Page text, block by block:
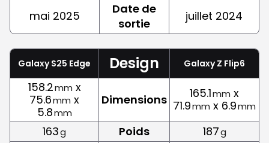
mai 2025
Date de
sortie
juillet 2024
Galaxy S25 Edge Design Galaxy Z Flip6
158.2mm x
75.6mm x
5.8mm
Dimensions 165.1mm x
71.9mm x 6.9mm
163g Poids 187g